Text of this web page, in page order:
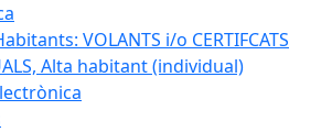
VOLANTS i/o CERTIFCATS
Alta habitant (individual)